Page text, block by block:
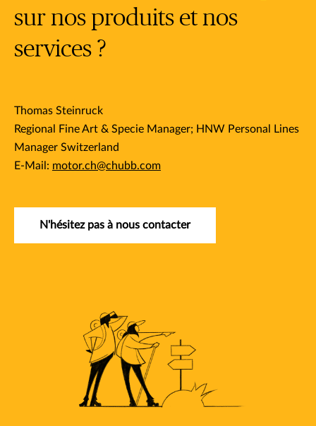
sur nos produits et nos
services ?
Thomas Steinruck​
Regional Fine Art & Specie Manager; HNW Personal Lines
Manager Switzerland
E-Mail: motor.ch@chubb.com
N'hésitez pas à nous contacter